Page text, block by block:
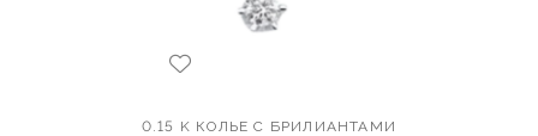
0.15 K КОЛЬЕ С БРИЛИАНТАМИ